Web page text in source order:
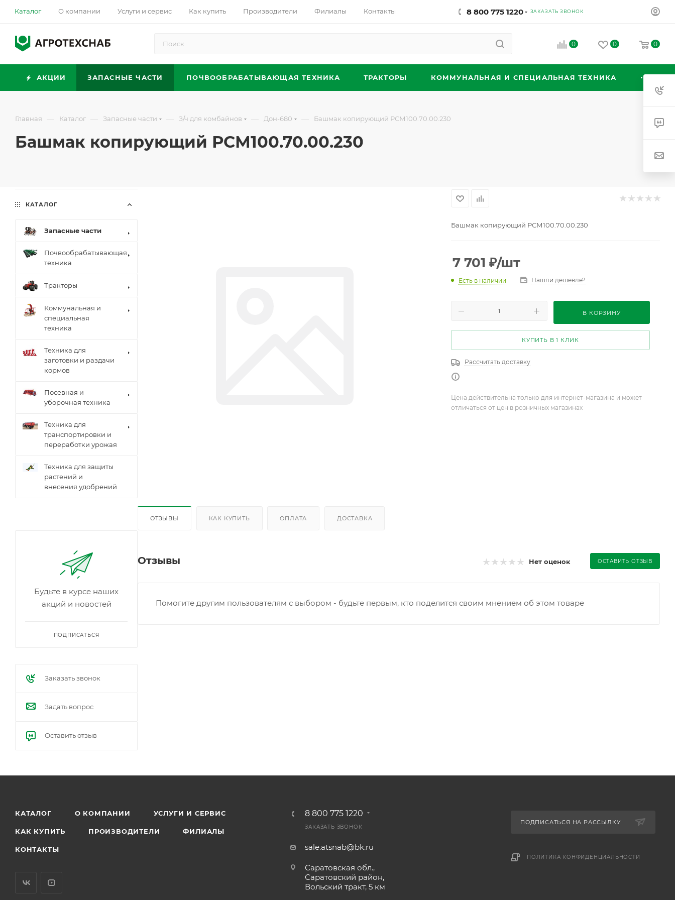
Каталог О компании Услуги и сервис Как купить Производители Филиалы Контакты 8 800 775 1220 ЗАКАЗАТЬ ЗВОНОК
0 0 0
АКЦИИ ЗАПАСНЫЕ ЧАСТИ ПОЧВООБРАБАТЫВАЮЩАЯ ТЕХНИКА ТРАКТОРЫ КОММУНАЛЬНАЯ И СПЕЦИАЛЬНАЯ ТЕХНИКА
Главная — Каталог — Запасные части — З/ч для комбайнов — Дон-680 — Башмак копирующий РСМ100.70.00.230
Башмак копирующий РСМ100.70.00.230
Башмак копирующий РСМ100.70.00.230
7 701 ₽/шт
Есть в наличии Нашли дешевле?
В КОРЗИНУ
КУПИТЬ В 1 КЛИК
Рассчитать доставку
Цена действительна только для интернет-магазина и может
отличаться от цен в розничных магазинах
ОТЗЫВЫ КАК КУПИТЬ ОПЛАТА ДОСТАВКА
Отзывы Нет оценок ОСТАВИТЬ ОТЗЫВ
Помогите другим пользователям с выбором - будьте первым, кто поделится своим мнением об этом товаре
КАТАЛОГ
Запасные части
Почвообрабатывающая
техника
Тракторы
Коммунальная и
специальная
техника
Техника для
заготовки и раздачи
кормов
Посевная и
уборочная техника
Техника для
транспортировки и
переработки урожая
Техника для защиты
растений и
внесения удобрений
Будьте в курсе наших
акций и новостей
ПОДПИСАТЬСЯ
Заказать звонок
Задать вопрос
Оставить отзыв
КАТАЛОГ О КОМПАНИИ УСЛУГИ И СЕРВИС
КАК КУПИТЬ ПРОИЗВОДИТЕЛИ ФИЛИАЛЫ
КОНТАКТЫ
8 800 775 1220
ЗАКАЗАТЬ ЗВОНОК
sale.atsnab@bk.ru
Саратовская обл.,
Саратовский район,
Вольский тракт, 5 км
ПОДПИСАТЬСЯ НА РАССЫЛКУ
ПОЛИТИКА КОНФИДЕНЦИАЛЬНОСТИ